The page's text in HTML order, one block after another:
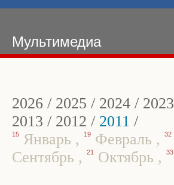
Мультимедиа
2026 / 2025 / 2024 / 2023
2013 / 2012 / 2011 /
15 Январь , 19 Февраль , 32
Сентябрь , 21 Октябрь , 33